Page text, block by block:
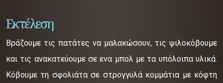
Εκτέλεση
Βράζουμε τις πατάτες να μαλακώσουν, τις ψιλοκόβουμε
και τις ανακατεύουμε σε ενα μπολ με τα υπόλοιπα υλικά.
Κόβουμε τη σφολιάτα σε στρογγυλά κομμάτια με κόφτη